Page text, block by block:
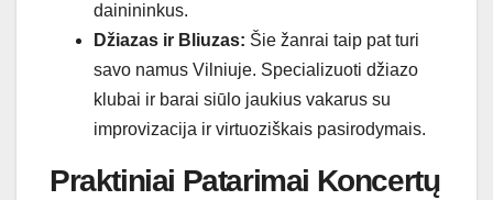
dainininkus.
Džiazas ir Bliuzas: Šie žanrai taip pat turi
savo namus Vilniuje. Specializuoti džiazo
klubai ir barai siūlo jaukius vakarus su
improvizacija ir virtuoziškais pasirodymais.
Praktiniai Patarimai Koncertų